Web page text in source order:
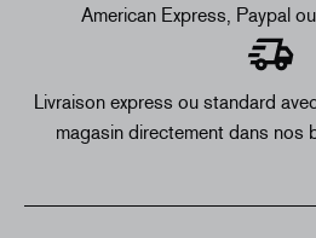
American Express, Paypal
Livraison express ou standard
magasin directement dans nos